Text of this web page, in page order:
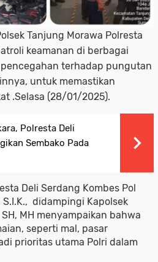
Tanjung Morawa Polresta
keamanan di berbagai
terhadap pungutan
untuk memastikan
.Selasa (28/01/2025).
Polresta Deli
Sembako Pada
Deli Serdang Kombes Pol
didampingi Kapolsek
MH menyampaikan bahwa
seperti mal, pasar
prioritas utama Polri dalam